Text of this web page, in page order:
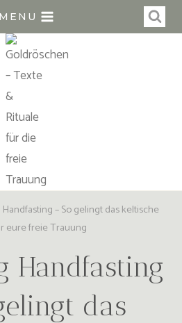
MENU
– So gelingt das keltische
eure freie Trauung
Handfasting
das